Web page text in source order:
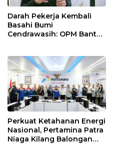
Darah Pekerja Kembali
Basahi Bumi
Cendrawasih: OPM Bantai
Perkuat Ketahanan Energi
Nasional, Pertamina Patra
Niaga Kilang Balongan